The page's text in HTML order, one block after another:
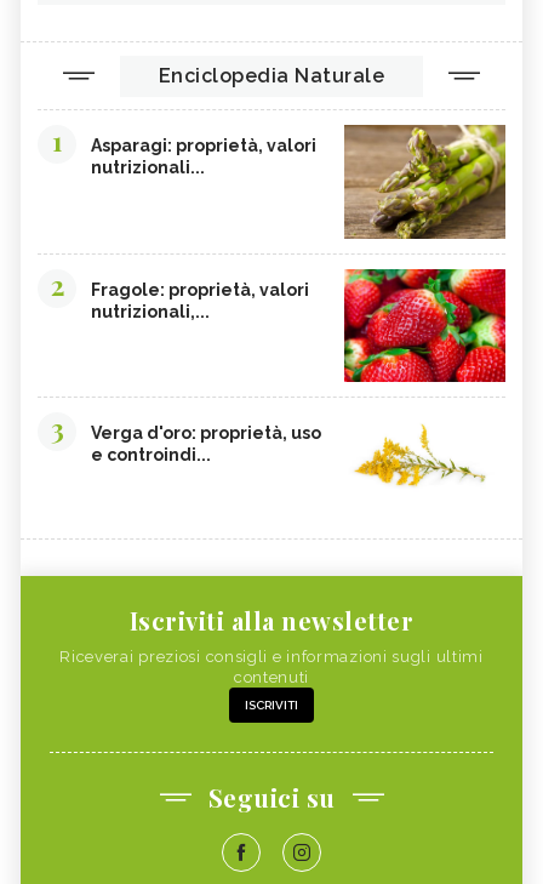
Enciclopedia Naturale
1
Asparagi: proprietà, valori
nutrizionali...
2
Fragole: proprietà, valori
nutrizionali,...
3
Verga d'oro: proprietà, uso
e controindi...
Iscriviti alla newsletter
Riceverai preziosi consigli e informazioni sugli ultimi
contenuti
ISCRIVITI
Seguici su